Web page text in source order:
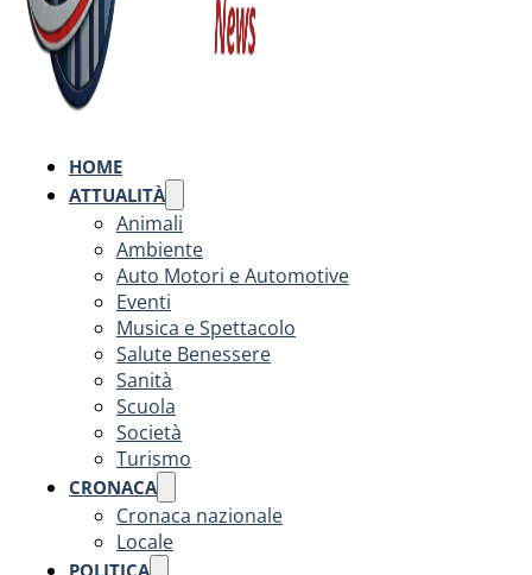
HOME
ATTUALITÀ
Animali
Ambiente
Auto Motori e Automotive
Eventi
Musica e Spettacolo
Salute Benessere
Sanità
Scuola
Società
Turismo
CRONACA
Cronaca nazionale
Locale
POLITICA